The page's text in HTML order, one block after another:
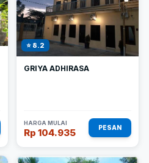
⭐ 8.2
GRIYA ADHIRASA
HARGA MULAI
Rp 104.935 PESAN